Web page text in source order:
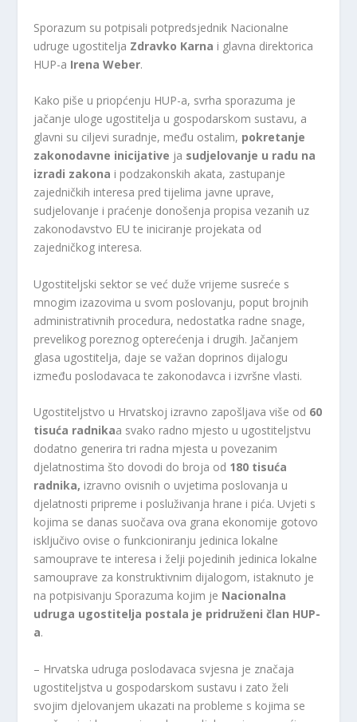
Sporazum su potpisali potpredsjednik Nacionalne
udruge ugostitelja Zdravko Karna i glavna direktorica
HUP-a Irena Weber.
Kako piše u priopćenju HUP-a, svrha sporazuma je
jačanje uloge ugostitelja u gospodarskom sustavu, a
glavni su ciljevi suradnje, među ostalim, pokretanje
zakonodavne inicijative ja sudjelovanje u radu na
izradi zakona i podzakonskih akata, zastupanje
zajedničkih interesa pred tijelima javne uprave,
sudjelovanje i praćenje donošenja propisa vezanih uz
zakonodavstvo EU te iniciranje projekata od
zajedničkog interesa.
Ugostiteljski sektor se već duže vrijeme susreće s
mnogim izazovima u svom poslovanju, poput brojnih
administrativnih procedura, nedostatka radne snage,
prevelikog poreznog opterećenja i drugih. Jačanjem
glasa ugostitelja, daje se važan doprinos dijalogu
između poslodavaca te zakonodavca i izvršne vlasti.
Ugostiteljstvo u Hrvatskoj izravno zapošljava više od 60
tisuća radnikaa svako radno mjesto u ugostiteljstvu
dodatno generira tri radna mjesta u povezanim
djelatnostima što dovodi do broja od 180 tisuća
radnika, izravno ovisnih o uvjetima poslovanja u
djelatnosti pripreme i posluživanja hrane i pića. Uvjeti s
kojima se danas suočava ova grana ekonomije gotovo
isključivo ovise o funkcioniranju jedinica lokalne
samouprave te interesa i želji pojedinih jedinica lokalne
samouprave za konstruktivnim dijalogom, istaknuto je
na potpisivanju Sporazuma kojim je Nacionalna
udruga ugostitelja postala je pridruženi član HUP-
a.
– Hrvatska udruga poslodavaca svjesna je značaja
ugostiteljstva u gospodarskom sustavu i zato želi
svojim djelovanjem ukazati na probleme s kojima se